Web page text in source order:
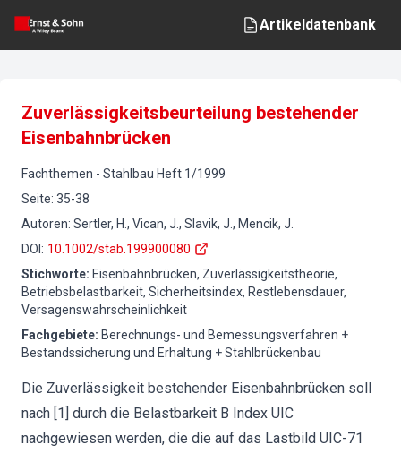
Artikeldatenbank
Zuverlässigkeitsbeurteilung bestehender
Eisenbahnbrücken
Fachthemen - Stahlbau Heft 1/1999
Seite: 35-38
Autoren: Sertler, H., Vican, J., Slavik, J., Mencik, J.
DOI : 10.1002/stab.199900080
Stichworte: Eisenbahnbrücken, Zuverlässigkeitstheorie,
Betriebsbelastbarkeit, Sicherheitsindex, Restlebensdauer,
Versagenswahrscheinlichkeit
Fachgebiete: Berechnungs- und Bemessungsverfahren +
Bestandssicherung und Erhaltung + Stahlbrückenbau
Die Zuverlässigkeit bestehender Eisenbahnbrücken soll
nach [1] durch die Belastbarkeit B Index UIC
nachgewiesen werden, die die auf das Lastbild UIC-71